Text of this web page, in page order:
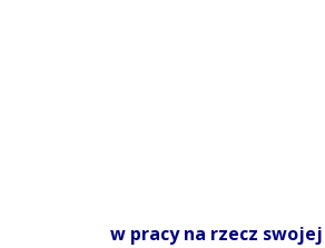
w pracy na rzecz